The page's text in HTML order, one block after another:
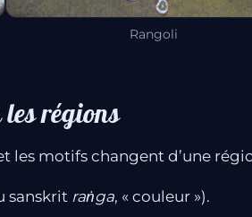
Rangoli
les régions
les motifs changent d’une
sanskrit raṅga, « couleur »).